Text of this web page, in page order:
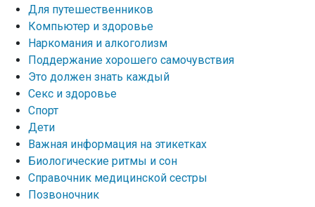
Для путешественников
Компьютер и здоровье
Наркомания и алкоголизм
Поддержание хорошего самочувствия
Это должен знать каждый
Секс и здоровье
Спорт
Дети
Важная информация на этикетках
Биологические ритмы и сон
Справочник медицинской сестры
Позвоночник